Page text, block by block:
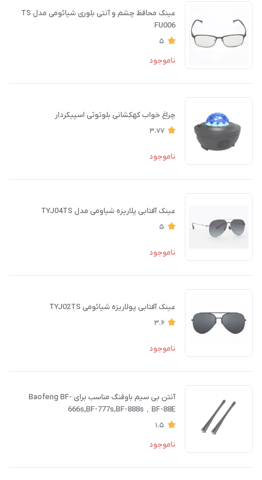
عینک محافظ چشم و آنتی بلوری شیائومی مدل TS
FU006
5
ناموجود
چراغ خواب کهکشانی بلوتوثی اسپیکردار
3.77
ناموجود
عینک آفتابی پلاریزه شیاومی مدل TYJ04TS
5
ناموجود
عینک آفتابی پولاریزه شیائومی TYJ02TS
3.6
ناموجود
آنتن بی سیم باوفنگ مناسب برای Baofeng BF-
666s,BF-777s,BF-888s，BF-88E
1.5
ناموجود